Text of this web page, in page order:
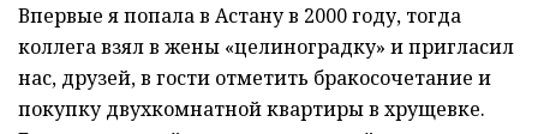
Впервые я попала в Астану в 2000 году, тогда
коллега взял в жены «целиноградку» и пригласил
нас, друзей, в гости отметить бракосочетание и
покупку двухкомнатной квартиры в хрущевке.